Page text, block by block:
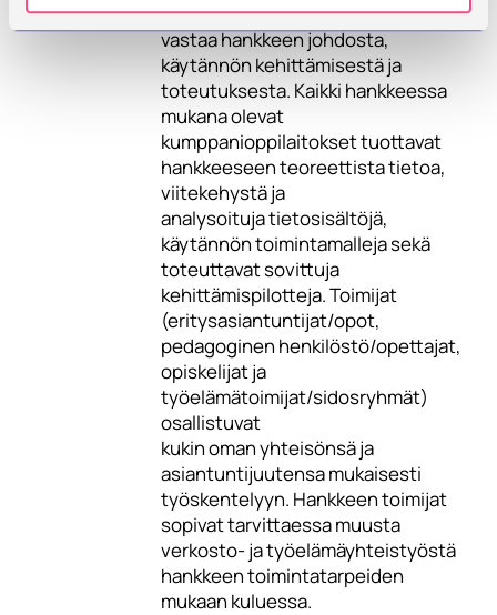
Savonia-ammattikorkeakoulu
vastaa hankkeen johdosta,
käytännön kehittämisestä ja
toteutuksesta. Kaikki hankkeessa
mukana olevat
kumppanioppilaitokset tuottavat
hankkeeseen teoreettista tietoa,
viitekehystä ja
analysoituja tietosisältöjä,
käytännön toimintamalleja sekä
toteuttavat sovittuja
kehittämispilotteja. Toimijat
(eritysasiantuntijat/opot,
pedagoginen henkilöstö/opettajat,
opiskelijat ja
työelämätoimijat/sidosryhmät)
osallistuvat
kukin oman yhteisönsä ja
asiantuntijuutensa mukaisesti
työskentelyyn. Hankkeen toimijat
sopivat tarvittaessa muusta
verkosto- ja työelämäyhteistyöstä
hankkeen toimintatarpeiden
mukaan kuluessa.